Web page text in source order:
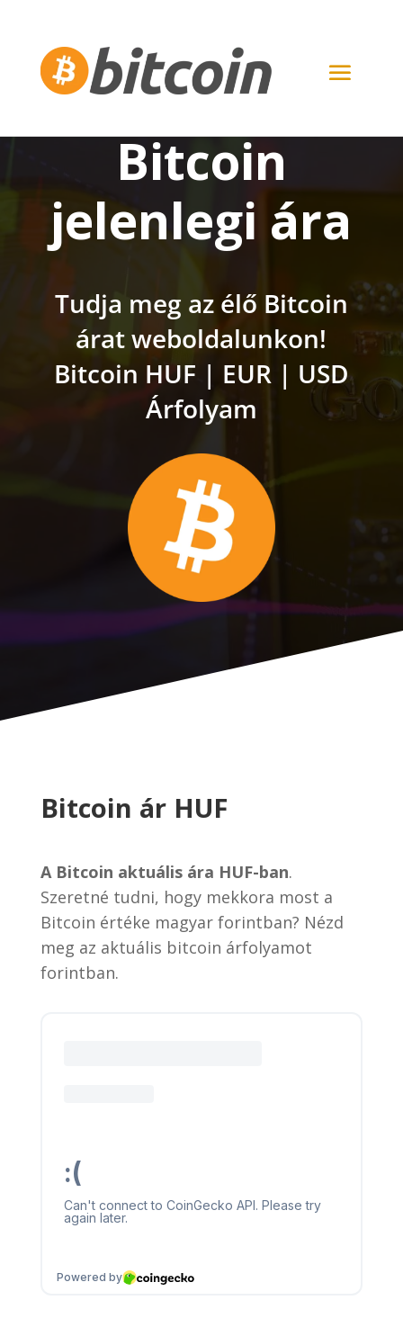
Bitcoin ár – A
Bitcoin
jelenlegi ára
Tudja meg az élő Bitcoin
árat weboldalunkon!
Bitcoin HUF | EUR | USD
Árfolyam
Bitcoin ár HUF
A Bitcoin aktuális ára HUF-ban.
Szeretné tudni, hogy mekkora most a
Bitcoin értéke magyar forintban? Nézd
meg az aktuális bitcoin árfolyamot
forintban.